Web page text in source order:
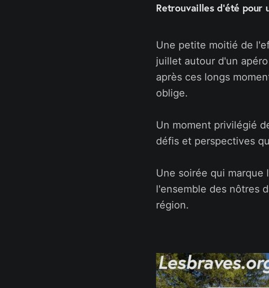
Retrouvailles d'été pour
Une petite moitié de
juillet autour d'un
après ces longs
oblige.
Un moment privilégié
défis et perspectives
Une soirée qui marque
l'ensemble des nôtres
région.